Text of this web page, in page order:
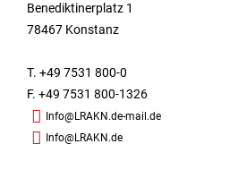
Benediktinerplatz 1
78467 Konstanz
T. +49 7531 800-0
F. +49 7531 800-1326
Info@LRAKN.de-mail.de
Info@LRAKN.de